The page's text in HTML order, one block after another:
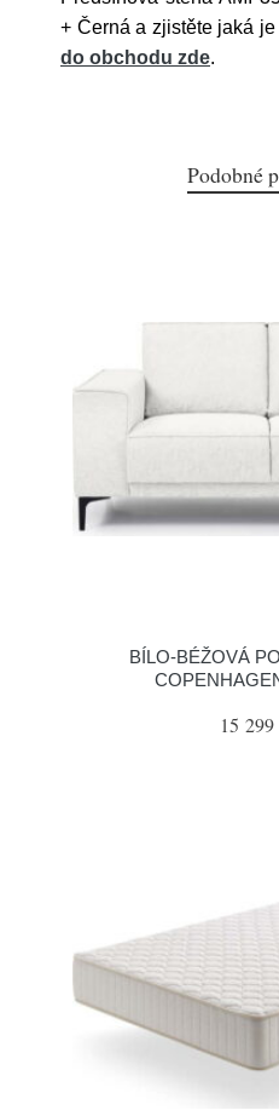
+ Černá a zjistěte jaká
do obchodu zde.
Podobné
BÍLO-BÉŽOVÁ
15